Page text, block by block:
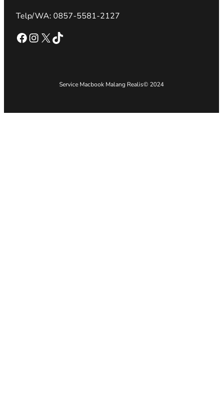
Telp/WA: 0857-5581-2127
Facebook Instagram X TikTok
Service Macbook Malang Realis© 2024